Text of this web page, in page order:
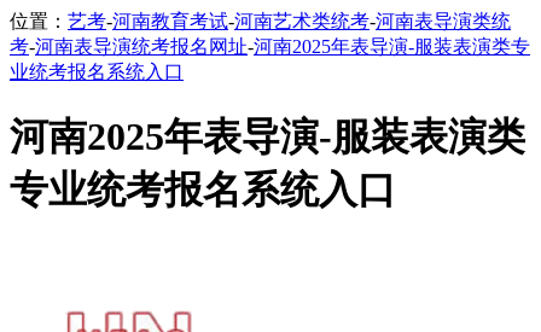
位置： 艺考-河南教育考试-河南艺术类统考-河南表导演类统
考-河南表导演统考报名网址-河南2025年表导演-服装表演类专
业统考报名系统入口
河南2025年表导演-服装表演类
专业统考报名系统入口